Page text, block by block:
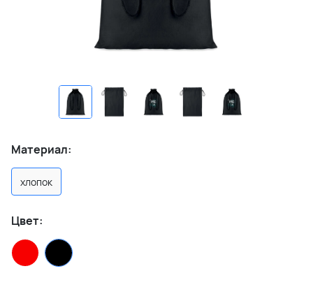
Материал:
хлопок
Цвет: